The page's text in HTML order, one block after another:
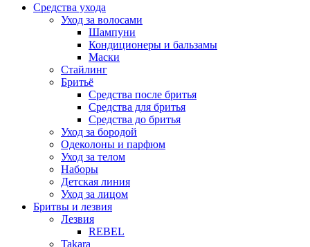
Средства ухода
Уход за волосами
Шампуни
Кондиционеры и бальзамы
Маски
Стайлинг
Бритьё
Средства после бритья
Средства для бритья
Средства до бритья
Уход за бородой
Одеколоны и парфюм
Уход за телом
Наборы
Детская линия
Уход за лицом
Бритвы и лезвия
Лезвия
REBEL
Takara